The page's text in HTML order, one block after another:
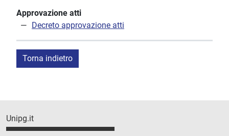
Approvazione atti
Decreto approvazione atti
Torna indietro
Unipg.it